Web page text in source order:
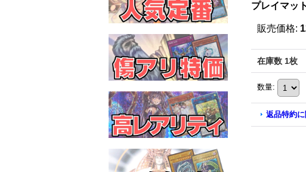
プレイマッ
販売価格:
在庫数 1枚
数量:
返品特約